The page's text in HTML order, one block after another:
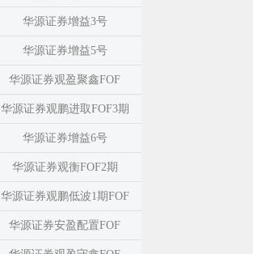
华源证券增益3号
华源证券增益5号
华源证券观盈聚鑫FOF
华源证券观鹏进取FOF3期
华源证券增益6号
华源证券观衡FOF2期
华源证券观鹏低波1期FOF
华源证券安盈配置FOF